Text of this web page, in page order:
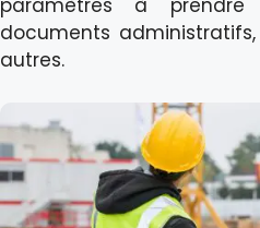
paramètres à
documents
autres.